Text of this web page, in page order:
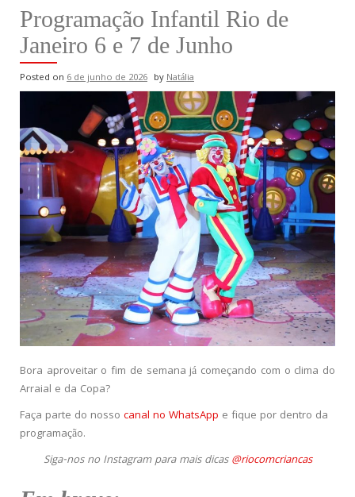
Programação Infantil Rio de
Janeiro 6 e 7 de Junho
Posted on 6 de junho de 2026 byNatália
Bora aproveitar o fim de semana já começando com o clima do
Arraial e da Copa?
Faça parte do nosso canal no WhatsApp e fique por dentro da
programação.
Siga-nos no Instagram para mais dicas @riocomcriancas